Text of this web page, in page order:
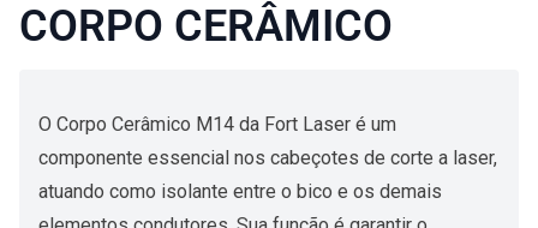
CORPO CERÂMICO
O Corpo Cerâmico M14 da Fort Laser é um
componente essencial nos cabeçotes de corte a laser,
atuando como isolante entre o bico e os demais